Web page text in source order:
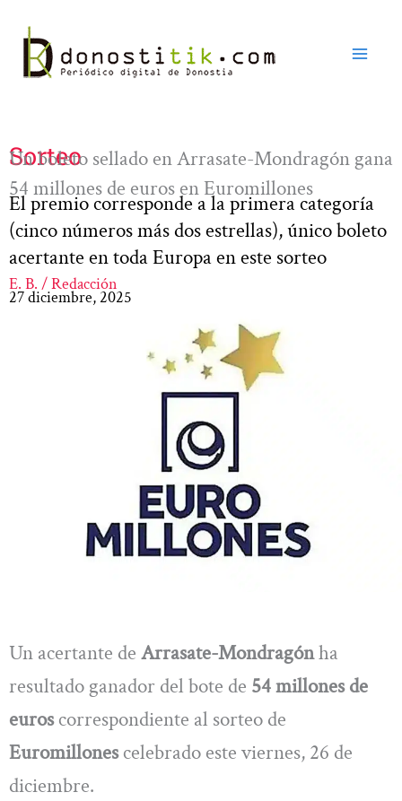
contenido
Sorteo
Un boleto sellado en Arrasate-Mondragón gana
54 millones de euros en Euromillones
El premio corresponde a la primera categoría
(cinco números más dos estrellas), único boleto
acertante en toda Europa en este sorteo
E. B. / Redacción
27 diciembre, 2025
Un acertante de Arrasate-Mondragónha
resultado ganador del bote de 54 millones de
euroscorrespondiente al sorteo de
Euromillonescelebrado este viernes, 26 de
diciembre.